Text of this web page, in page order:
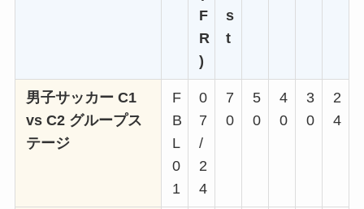
F
R
)
s
t
男子サッカー C1
vs C2 グループス
テージ
F
B
L
0
1
0
7
/
2
4
7
0
5
0
4
0
3
0
2
4